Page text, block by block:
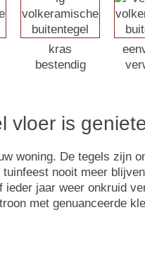
kras
bestendig
vloer is
woning. De tegels zijn
nooit meer
jaar weer onkruid
met genuanceerde